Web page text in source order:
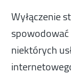
Wyłączenie
niektórych